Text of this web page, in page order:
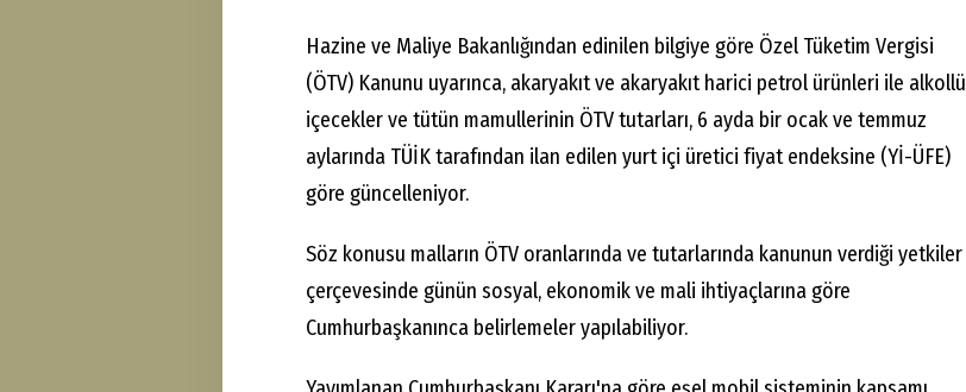
Hazine ve Maliye Bakanlığından edinilen bilgiye göre Özel Tüketim Vergisi
(ÖTV) Kanunu uyarınca, akaryakıt ve akaryakıt harici petrol ürünleri ile alkollü
içecekler ve tütün mamullerinin ÖTV tutarları, 6 ayda bir ocak ve temmuz
aylarında TÜİK tarafından ilan edilen yurt içi üretici fiyat endeksine (Yİ-ÜFE)
göre güncelleniyor.
Söz konusu malların ÖTV oranlarında ve tutarlarında kanunun verdiği yetkiler
çerçevesinde günün sosyal, ekonomik ve mali ihtiyaçlarına göre
Cumhurbaşkanınca belirlemeler yapılabiliyor.